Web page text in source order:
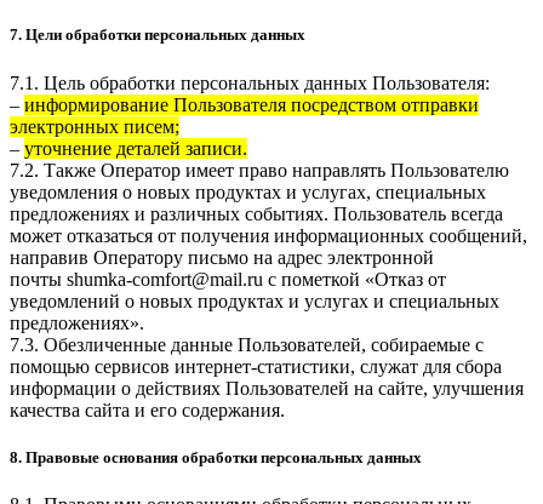
7. Цели обработки персональных данных
7.1. Цель обработки персональных данных Пользователя:
– информирование Пользователя посредством отправки
электронных писем;
– уточнение деталей записи.
7.2. Также Оператор имеет право направлять Пользователю
уведомления о новых продуктах и услугах, специальных
предложениях и различных событиях. Пользователь всегда
может отказаться от получения информационных сообщений,
направив Оператору письмо на адрес электронной
почты shumka-comfort@mail.ru с пометкой «Отказ от
уведомлений о новых продуктах и услугах и специальных
предложениях».
7.3. Обезличенные данные Пользователей, собираемые с
помощью сервисов интернет-статистики, служат для сбора
информации о действиях Пользователей на сайте, улучшения
качества сайта и его содержания.
8. Правовые основания обработки персональных данных